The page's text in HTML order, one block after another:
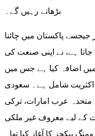
جیجسے پاکستان میں چائنا
جاتا ہے، نے اپنی صنعت کی
اضافہ کیا ہے جس میں
اکثریت شامل ہے۔ سعودی
عرب امارات، ترکی
کے لیے معروف غیر ملکی